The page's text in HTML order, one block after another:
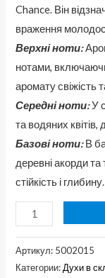
Chance. Він
враження
Верхні ноти:
нотами,
аромату свіжість
Середні ноти:У
та водяних
Базові ноти:В
деревні акорди
стійкість і глибину.
Артикул: 5002015
Категории:Духи в